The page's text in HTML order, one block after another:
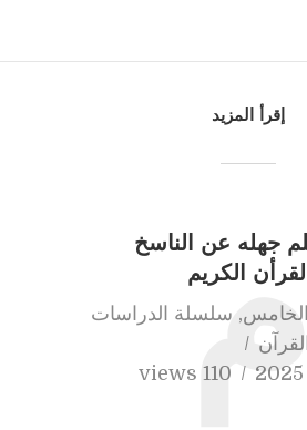
إقرأ المزيد
جهله عن الناسخ
الكريم
الخامس, سلسلة الدراسات
110 views